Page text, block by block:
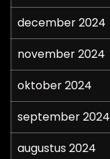
december 2024
november 2024
oktober 2024
september 2024
augustus 2024